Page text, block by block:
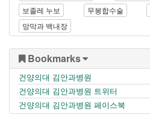
보졸레 누보
무봉합수술
망막과 백내장
Bookmarks
건양의대 김안과병원
건양의대 김안과병원 트위터
건양의대 김안과병원 페이스북